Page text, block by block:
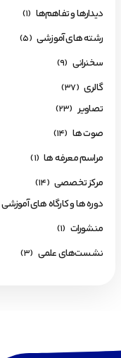
دیدارها و تفاهم‌ها (1)
رشته های آموزشی (5)
سخنرانی (9)
گالری (37)
تصاویر (23)
صوت ها (14)
مراسم معرفه ها (1)
مرکز تخصصی (14)
دوره ها و کارگاه های آموزشی
منشورات (1)
نشست‌های علمی (3)